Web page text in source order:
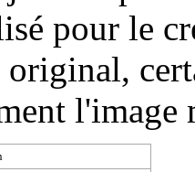
pour le
original,
l'image